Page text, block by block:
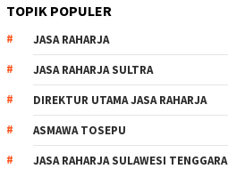
TOPIK POPULER
JASA RAHARJA
JASA RAHARJA SULTRA
DIREKTUR UTAMA JASA RAHARJA
ASMAWA TOSEPU
JASA RAHARJA SULAWESI TENGGARA